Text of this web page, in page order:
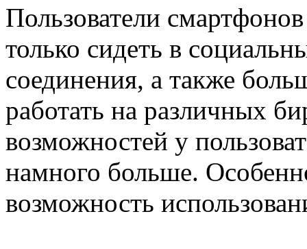
Пользователи
только сидеть в
соединения, а также
работать на различных
возможностей у
намного больше.
возможность